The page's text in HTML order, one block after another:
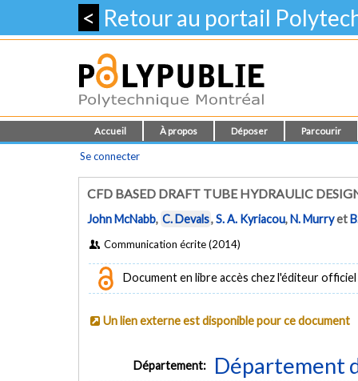
< Retour au portail
Accueil À propos Déposer Parcourir
Se connecter
CFD BASED DRAFT TUBE HYDRAULIC
John McNabb, C. Devals,S. A. Kyriacou,N. Murryet
Communication écrite (2014)
Document en libre accès chez l'éditeur officiel
Un lien externe est disponible pour ce document
Département: Département